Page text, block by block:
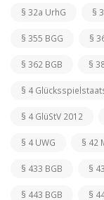
§ 32a UrhG §
§ 355 BGG §
§ 362 BGB §
§ 4
§ 4 GlüStV 2012
§ 4 UWG § 42
§ 433 BGB §
§ 443 BGB §